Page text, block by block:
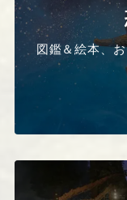
図鑑＆絵本、